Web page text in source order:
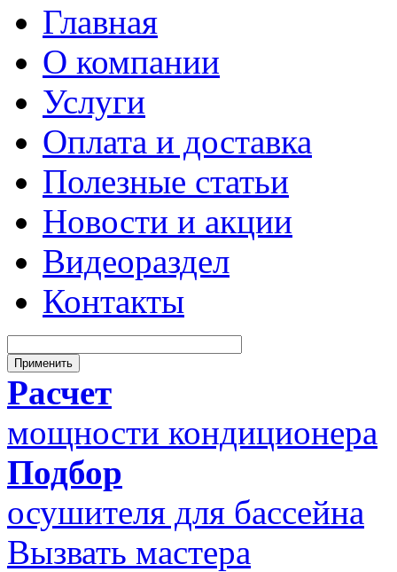
Главная
О компании
Услуги
Оплата и доставка
Полезные статьи
Новости и акции
Видеораздел
Контакты
Расчет
мощности кондиционера
Подбор
осушителя для бассейна
Вызвать мастера